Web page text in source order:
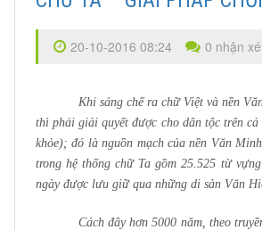
20-10-2016 08:24 0 nhận
Khi sáng chế ra chữ Việt và nền
thì phải giải quyết được cho dân tộc trên
khỏe); đó là nguồn mạch của nền Văn
trong hệ thống chữ Ta gồm 25.525 từ
ngày được lưu giữ qua những di sản Văn
Cách đây hơn 5000 năm, theo